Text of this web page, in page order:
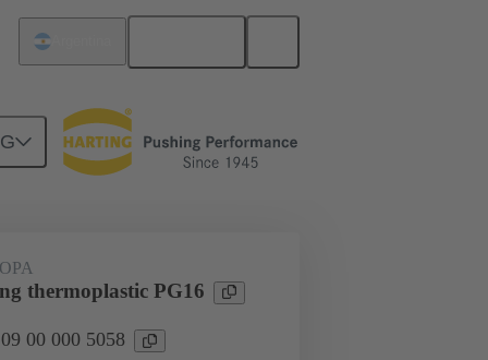
09 00 000 5058
thermoplastic PG16
00 000 5058